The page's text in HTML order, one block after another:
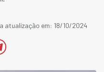
atualização em: 18/10/2024